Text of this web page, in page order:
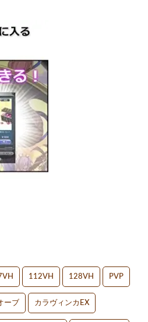
112VH 128VH PVP
ーブ カラヴィンカEX